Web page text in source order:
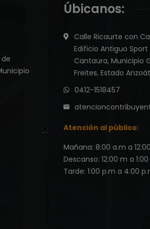
×
Úbicanos:
Calle Ricaurte con
Edificio Antiguo Sport
Cantaura, Municipio
Freites, Estado
0412-1518457
Atención al público:
Mañana: 8:00 a.m a
Descanso: 12:00 m a
Tarde: 1:00 p.m a 4:00